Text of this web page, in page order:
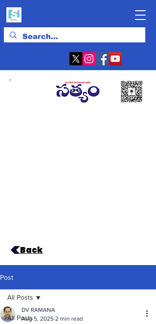
Back
Post
All Posts
All Posts
DV RAMANA
Aug 5, 2025 2 min read